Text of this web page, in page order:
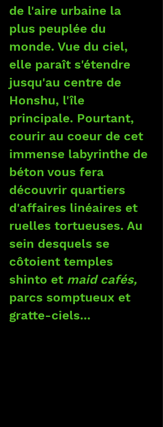
de l'aire urbaine la
plus peuplée du
monde. Vue du ciel,
elle paraît s'étendre
jusqu'au centre de
Honshu, l'île
principale. Pourtant,
courir au coeur de cet
immense labyrinthe de
béton vous fera
découvrir quartiers
d'affaires linéaires et
ruelles tortueuses. Au
sein desquels se
côtoient temples
shinto et maid cafés,
parcs somptueux et
gratte-ciels...